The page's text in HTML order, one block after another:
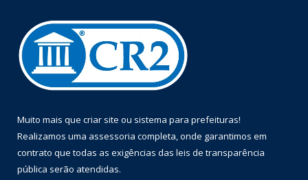
Muito mais que criar site ou sistema para prefeituras!
Realizamos uma assessoria completa, onde garantimos em
contrato que todas as exigências das leis de transparência
pública serão atendidas.